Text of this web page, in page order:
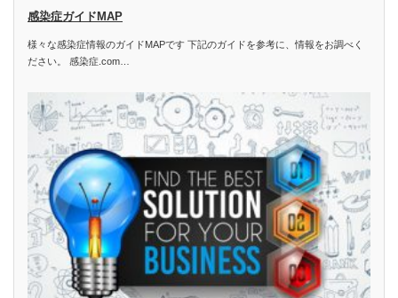
感染症ガイドMAP
様々な感染症情報のガイドMAPです 下記のガイドを参考に、情報をお調べく
ださい。 感染症.com…